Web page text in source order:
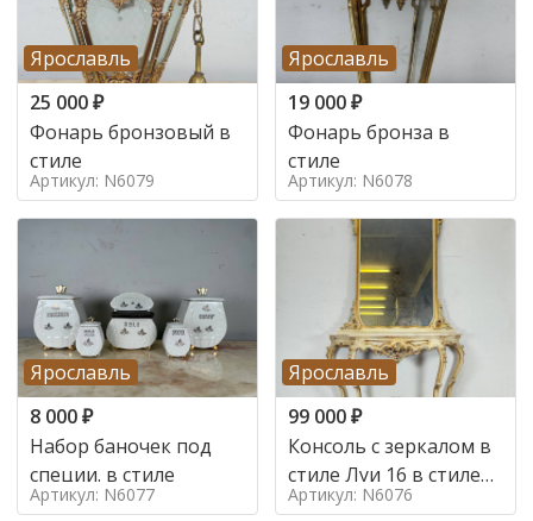
Ярославль
25 000₽
Фонарь бронзовый в
стиле
Артикул: N6079
Ярославль
19 000₽
Фонарь бронза в
стиле
Артикул: N6078
Ярославль
8 000₽
Набор баночек под
специи. в стиле
Артикул: N6077
Ярославль
99 000₽
Консоль с зеркалом в
стиле Луи 16 в стиле
Луи 16, Италия,
Артикул: N6076